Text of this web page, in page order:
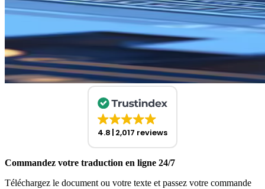
4.8 2,017 reviews
Commandez votre traduction en ligne 24/7
Téléchargez le document ou votre texte et passez votre commande